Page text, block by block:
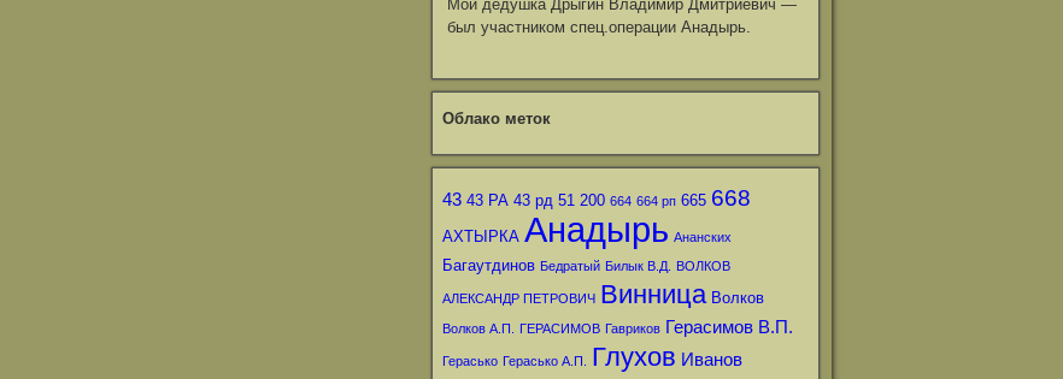
Мой дедушка Дрыгин Владимир Дмитриевич —
был участником спец.операции Анадырь.
Облако меток
43 43 РА 43 рд 51 200 664 664 рп 665 668
АХТЫРКА Анадырь Ананских
Багаутдинов Бедратый Билык В.Д. ВОЛКОВ
АЛЕКСАНДР ПЕТРОВИЧ Винница Волков
Волков А.П. ГЕРАСИМОВ Гавриков Герасимов В.П.
Герасько Герасько А.П. Глухов Иванов